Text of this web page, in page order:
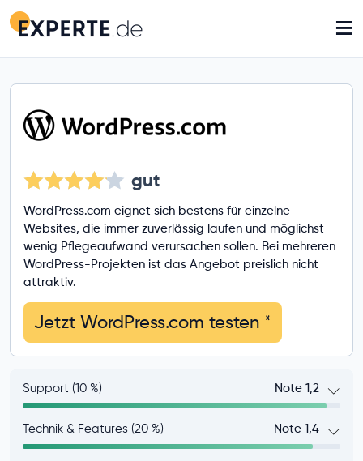
≡
gut
WordPress.com eignet sich bestens für einzelne
Websites, die immer zuverlässig laufen und möglichst
wenig Pflegeaufwand verursachen sollen. Bei mehreren
WordPress-Projekten ist das Angebot preislich nicht
attraktiv.
Jetzt WordPress.com testen *
Support (10 %) Note 1,2
Technik & Features (20 %) Note 1,4